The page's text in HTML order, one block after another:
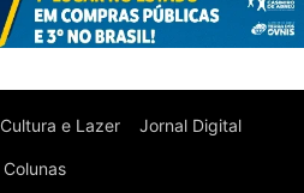
Cultura e Lazer Jornal Digital
Colunas